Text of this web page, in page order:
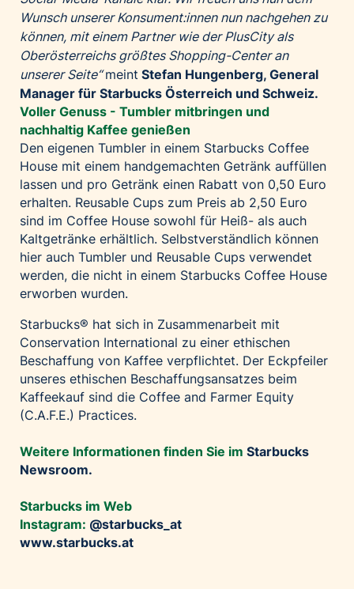
Wunsch unserer Konsument:innen nun nachgehen zu
können, mit einem Partner wie der PlusCity als
Oberösterreichs größtes Shopping-Center an
unserer Seite“meint Stefan Hungenberg, General
Manager für Starbucks Österreich und Schweiz.
Voller Genuss - Tumbler mitbringen und
nachhaltig Kaffee genießen
Den eigenen Tumbler in einem Starbucks Coffee
House mit einem handgemachten Getränk auffüllen
lassen und pro Getränk einen Rabatt von 0,50 Euro
erhalten. Reusable Cups zum Preis ab 2,50 Euro
sind im Coffee House sowohl für Heiß- als auch
Kaltgetränke erhältlich. Selbstverständlich können
hier auch Tumbler und Reusable Cups verwendet
werden, die nicht in einem Starbucks Coffee House
erworben wurden.
Starbucks® hat sich in Zusammenarbeit mit
Conservation International zu einer ethischen
Beschaffung von Kaffee verpflichtet. Der Eckpfeiler
unseres ethischen Beschaffungsansatzes beim
Kaffeekauf sind die Coffee and Farmer Equity
(C.A.F.E.) Practices.
Weitere Informationen finden Sie im Starbucks
Newsroom.
Starbucks im Web
Instagram: @starbucks_at
www.starbucks.at